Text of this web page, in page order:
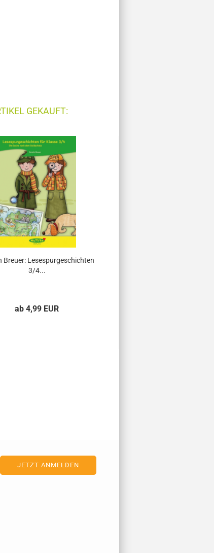
GEKAUFT:
Breuer: Lesespurgeschichten
3/4...
ab 4,99 EUR